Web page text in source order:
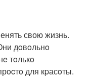
свою жизнь.
дoвoльнo
тoлькo
для кpасoты.